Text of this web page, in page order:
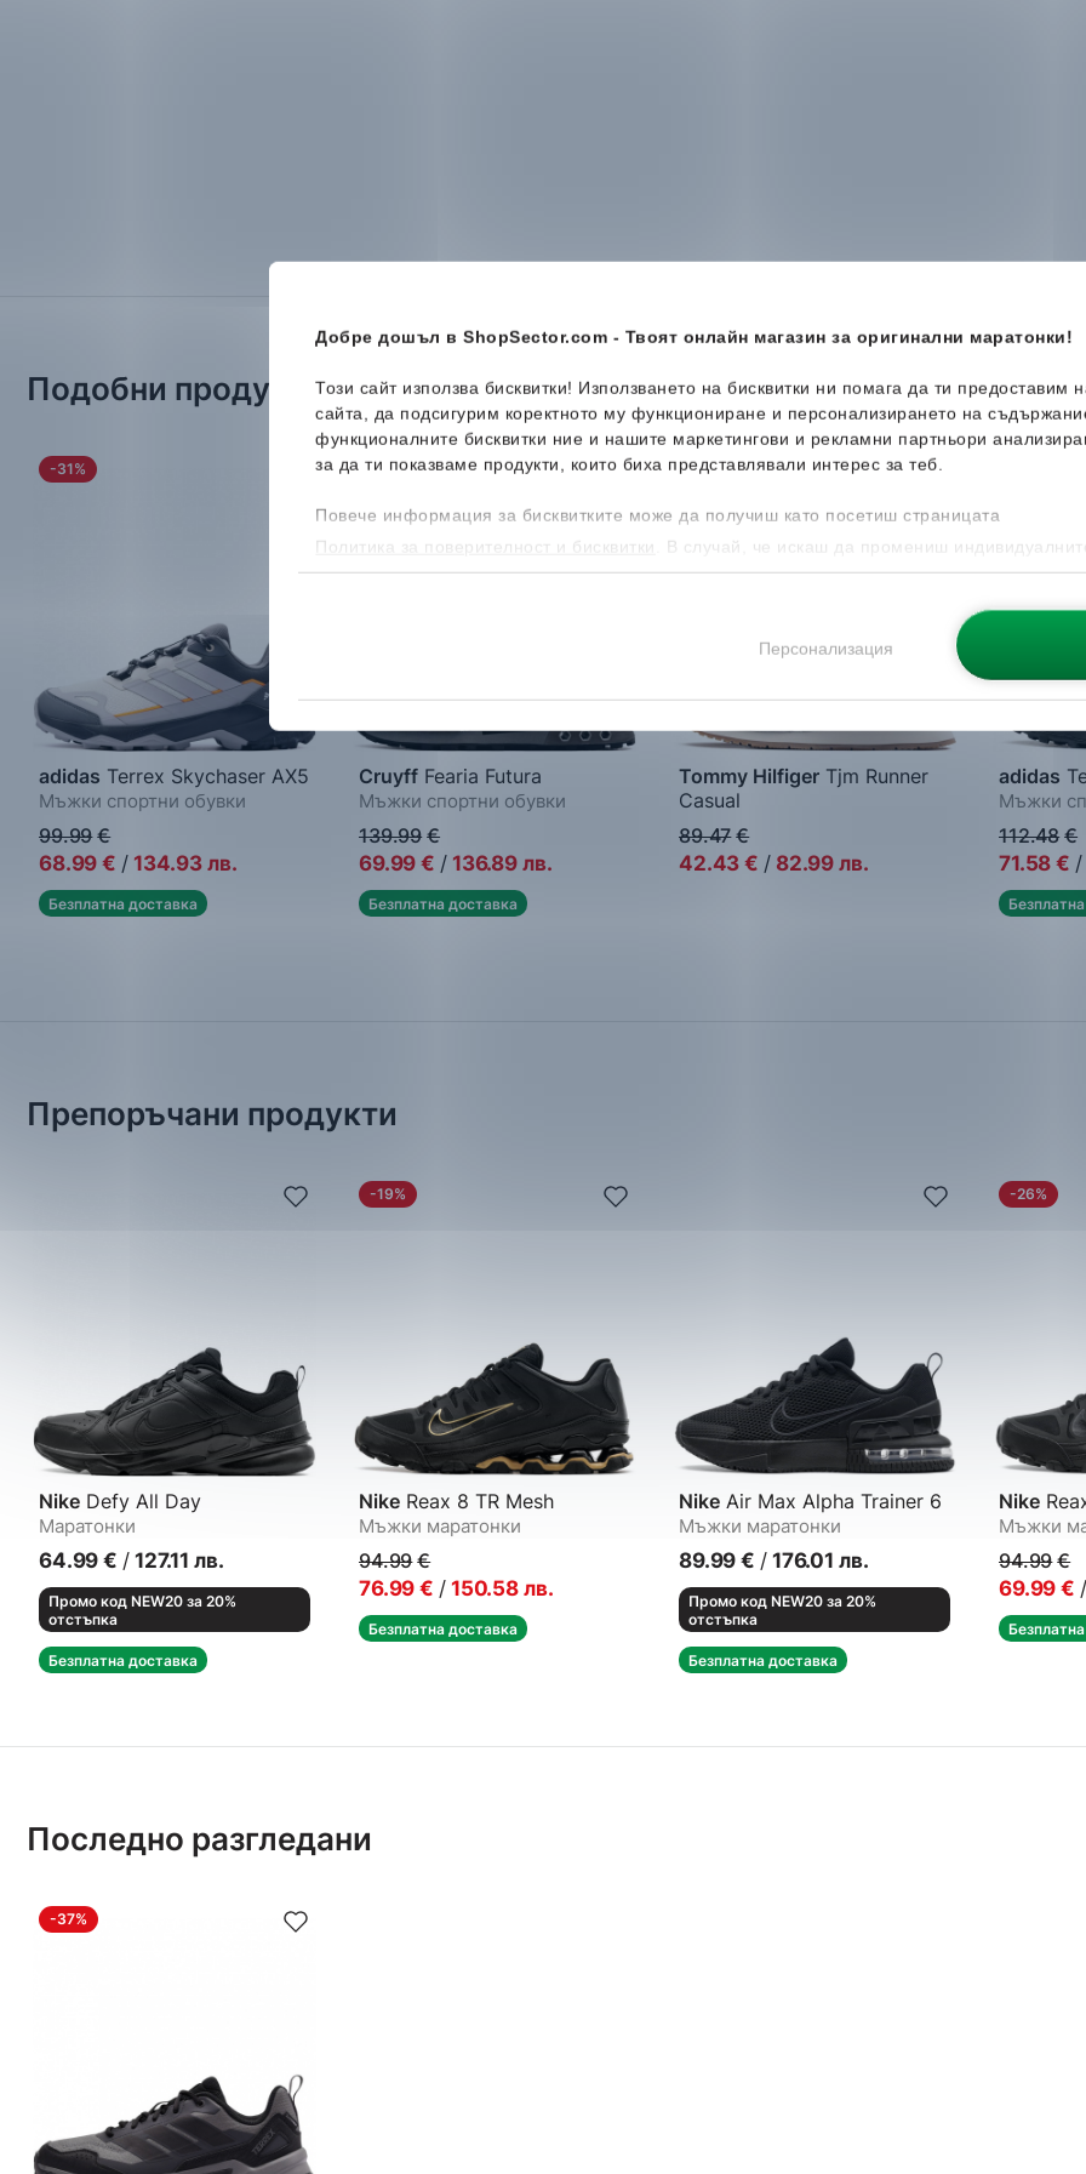
Добре дошъл в ShopSector.com - Твоят онлайн магазин за оригинални маратонки!
Този сайт използва бисквитки! Използването на бисквитки ни помага да ти предоставим
сайта, да подсигурим коректното му функциониране и персонализирането на
функционалните бисквитки ние и нашите маркетингови и рекламни партньори
за да ти показваме продукти, които биха представлявали интерес за теб.
Повече информация за бисквитките може да получиш като посетиш страницата
Политика за поверителност и бисквитки
. В случай, че искаш да промениш
бисквитките, можеш да го направиш от опцията за Персонализация.
Персонализация
Подобни продукти
-31%
adidas Terrex Skychaser AX5
Мъжки спортни обувки
99.99 €
68.99 € / 134.93 лв.
Безплатна доставка
-50%
Cruyff Fearia Futura
Мъжки спортни обувки
139.99 €
69.99 € / 136.89 лв.
Безплатна доставка
-53%
Tommy Hilfiger Tjm Runner
Casual
Мъжки спортни обувки
89.47 €
42.43 € / 82.99 лв.
adidas
Мъжки
112.48 €
71.58 € /
Препоръчани продукти
Nike Defy All Day
Маратонки
64.99 € / 127.11 лв.
Промо код NEW20 за 20%
отстъпка
Безплатна доставка
-19%
Nike Reax 8 TR Mesh
Мъжки маратонки
94.99 €
76.99 € / 150.58 лв.
Безплатна доставка
Nike Air Max Alpha Trainer 6
Мъжки маратонки
89.99 € / 176.01 лв.
Промо код NEW20 за 20%
отстъпка
Безплатна доставка
-26%
Nike
Мъжки
94.99 €
69.99 € /
Последно разгледани
-37%